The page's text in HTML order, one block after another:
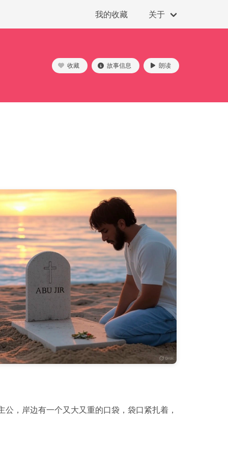
我的收藏 关于
收藏 故事信息 朗读
，岸边有一个又大又重的口袋，袋口紧扎着，